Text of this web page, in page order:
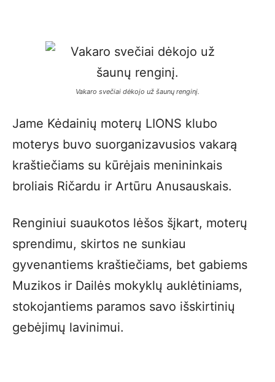
Vakaro svečiai dėkojo už šaunų renginį.
Jame Kėdainių moterų LIONS klubo
moterys buvo suorganizavusios vakarą
kraštiečiams su kūrėjais menininkais
broliais Ričardu ir Artūru Anusauskais.
Renginiui suaukotos lėšos šįkart, moterų
sprendimu, skirtos ne sunkiau
gyvenantiems kraštiečiams, bet gabiems
Muzikos ir Dailės mokyklų auklėtiniams,
stokojantiems paramos savo išskirtinių
gebėjimų lavinimui.